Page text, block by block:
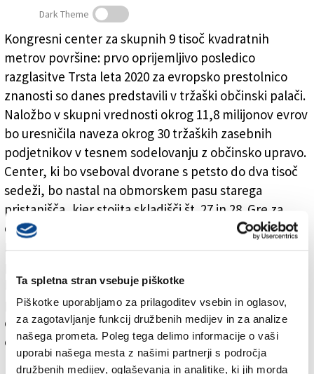
Ta spletna stran vsebuje piškotke
Piškotke uporabljamo za prilagoditev vsebin in oglasov,
za zagotavljanje funkcij družbenih medijev in za analize
našega prometa. Poleg tega delimo informacije o vaši
uporabi našega mesta z našimi partnerji s področja
družbenih medijev, oglaševanja in analitike, ki jih morda
Trst bo dobil nov kongresni center
Dark Theme
Kongresni center za skupnih 9 tisoč kvadratnih
metrov površine: prvo oprijemljivo posledico
razglasitve Trsta leta 2020 za evropsko prestolnico
znanosti so danes predstavili v tržaški občinski palači.
Naložbo v skupni vrednosti okrog 11,8 milijonov evrov
bo uresničila naveza okrog 30 tržaških zasebnih
podjetnikov v tesnem sodelovanju z občinsko upravo.
Center, ki bo vseboval dvorane s petsto do dva tisoč
sedeži, bo nastal na obmorskem pasu starega
pristanišča, kjer stojita skladišči št. 27 in 28. Gre za
območje med hidrodinamično centralo in morjem.
Pobudo za izvedbo zajetne investicije je v
ki se je odločila za projektno financiranje: Občina bo
pri iniciativi soudeležena 49-odstotno (5,5 milijonov
evrov), naveza podjetnikov pa 51-odstotno (6,26 mil.
evrov).